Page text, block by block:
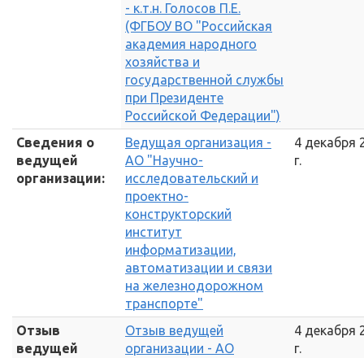
- к.т.н. Голосов П.Е.
(ФГБОУ ВО "Российская
академия народного
хозяйства и
государственной службы
при Президенте
Российской Федерации")
Сведения о
ведущей
организации:
Ведущая организация -
АО "Научно-
исследовательский и
проектно-
конструкторский
институт
информатизации,
автоматизации и связи
на железнодорожном
транспорте"
4 декабря
г.
Отзыв
ведущей
Отзыв ведущей
организации - АО
4 декабря
г.